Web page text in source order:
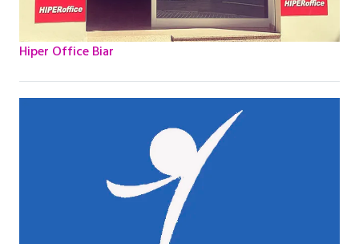
Hiper Office Biar